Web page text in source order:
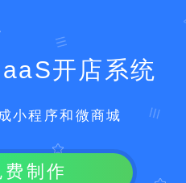
开店系统
小程序和微商城
制作